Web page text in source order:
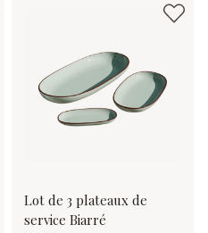
Lot de 3 plateaux de
service Biarré